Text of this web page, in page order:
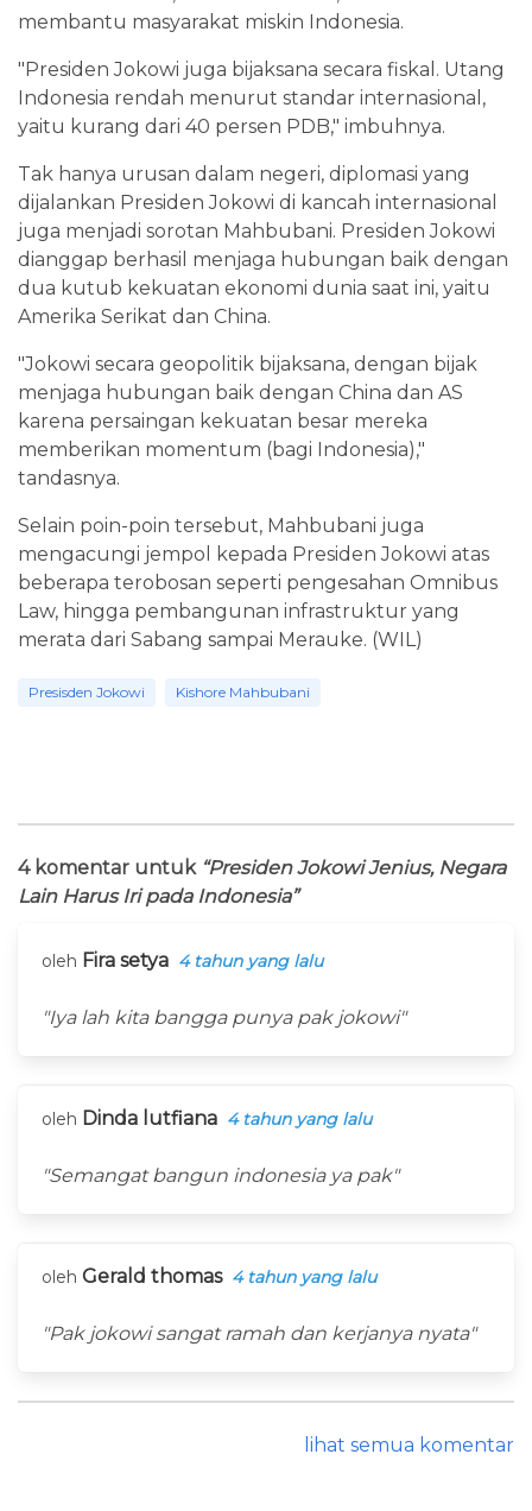
membantu masyarakat miskin Indonesia.
"Presiden Jokowi juga bijaksana secara fiskal. Utang
Indonesia rendah menurut standar internasional,
yaitu kurang dari 40 persen PDB," imbuhnya.
Tak hanya urusan dalam negeri, diplomasi yang
dijalankan Presiden Jokowi di kancah internasional
juga menjadi sorotan Mahbubani. Presiden Jokowi
dianggap berhasil menjaga hubungan baik dengan
dua kutub kekuatan ekonomi dunia saat ini, yaitu
Amerika Serikat dan China.
"Jokowi secara geopolitik bijaksana, dengan bijak
menjaga hubungan baik dengan China dan AS
karena persaingan kekuatan besar mereka
memberikan momentum (bagi Indonesia),"
tandasnya.
Selain poin-poin tersebut, Mahbubani juga
mengacungi jempol kepada Presiden Jokowi atas
beberapa terobosan seperti pengesahan Omnibus
Law, hingga pembangunan infrastruktur yang
merata dari Sabang sampai Merauke. (WIL)
Presisden Jokowi Kishore Mahbubani
4 komentar untuk “Presiden Jokowi Jenius, Negara
Lain Harus Iri pada Indonesia”
oleh Fira setya 4 tahun yang lalu
"Iya lah kita bangga punya pak jokowi"
oleh Dinda lutfiana 4 tahun yang lalu
"Semangat bangun indonesia ya pak"
oleh Gerald thomas 4 tahun yang lalu
"Pak jokowi sangat ramah dan kerjanya nyata"
lihat semua komentar